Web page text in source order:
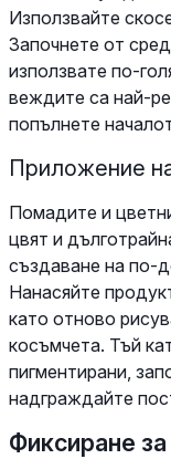
Използвайте
Започнете от
използвате по-
веждите са най-
попълнете
Приложение
Помадите и
цвят и
създаване на по-
Нанасяйте
като отново
косъмчета. Тъй
пигментирани,
надграждайте
Фиксиране